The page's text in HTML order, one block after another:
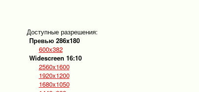
Доступные разрешения:
Превью 286x180
600x382
Widescreen 16:10
2560x1600
1920x1200
1680x1050